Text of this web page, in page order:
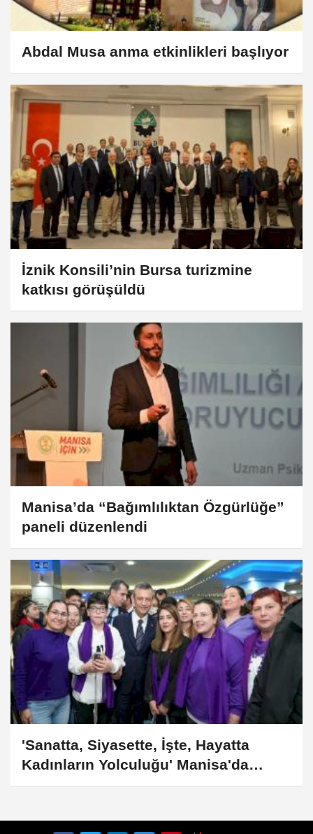
Abdal Musa anma etkinlikleri başlıyor
İznik Konsili’nin Bursa turizmine
katkısı görüşüldü
Manisa’da “Bağımlılıktan Özgürlüğe”
paneli düzenlendi
'Sanatta, Siyasette, İşte, Hayatta
Kadınların Yolculuğu' Manisa'da
konuşuldu